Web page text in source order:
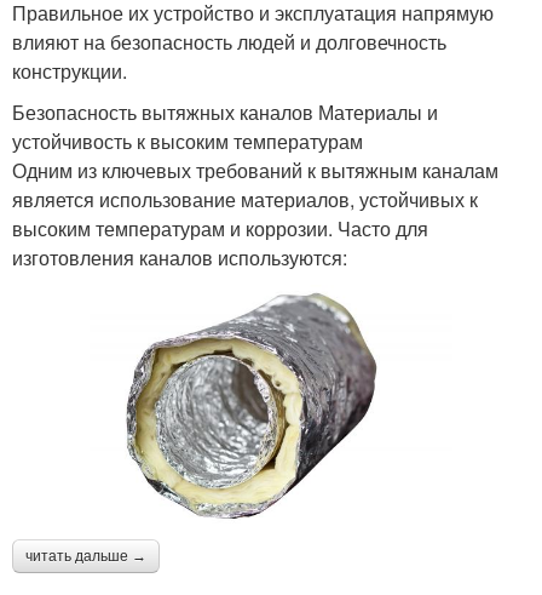
Правильное их устройство и эксплуатация напрямую
влияют на безопасность людей и долговечность
конструкции.
Безопасность вытяжных каналов Материалы и
устойчивость к высоким температурам
Одним из ключевых требований к вытяжным каналам
является использование материалов, устойчивых к
высоким температурам и коррозии. Часто для
изготовления каналов используются:
читать дальше →